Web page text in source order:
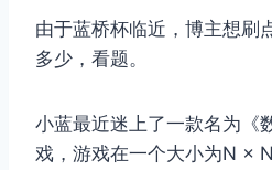
由于蓝桥杯临近，博主想刷
多少，看题。
小蓝最近迷上了一款名为《
戏，游戏在一个大小为N ×